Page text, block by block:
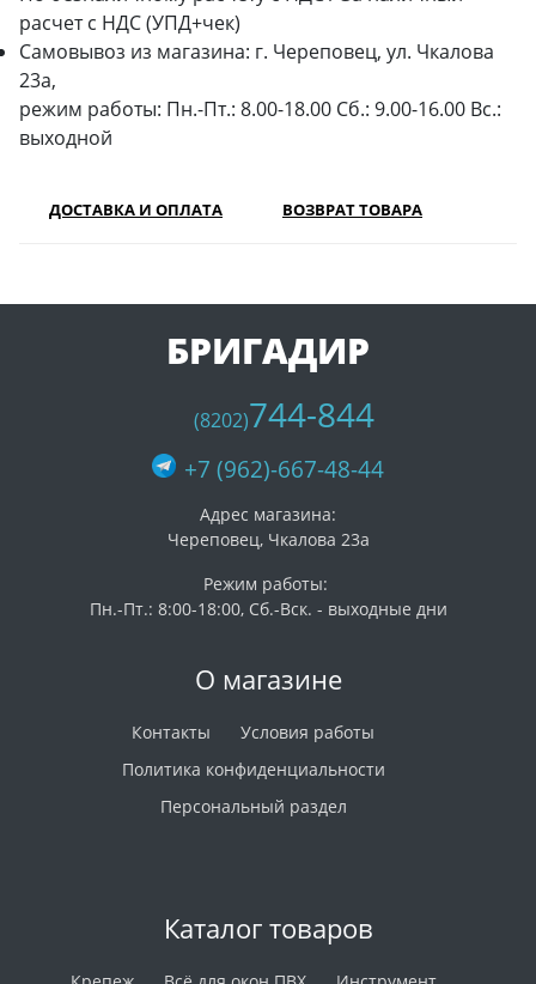
расчет с НДС (УПД+чек)
Самовывоз из магазина: г. Череповец, ул. Чкалова
23а,
режим работы: Пн.-Пт.: 8.00-18.00 Сб.: 9.00-16.00 Вс.:
выходной
ДОСТАВКА И ОПЛАТА ВОЗВРАТ ТОВАРА
О магазине
Контакты
Условия работы
Политика конфиденциальности
Персональный раздел
Каталог товаров
БРИГАДИР
(8202)744-844
+7 (962)-667-48-44
Адрес магазина:
Череповец, Чкалова 23а
Режим работы:
Пн.-Пт.: 8:00-18:00, Сб.-Вск. - выходные дни